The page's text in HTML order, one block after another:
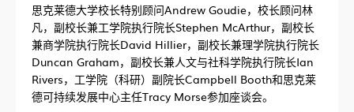
思克莱德大学校长特别顾问Andrew Goudie，校长顾问林
凡，副校长兼工学院执行院长Stephen McArthur，副校长
兼商学院执行院长David Hillier，副校长兼理学院执行院长
Duncan Graham，副校长兼人文与社科学院执行院长Ian
Rivers，工学院（科研）副院长Campbell Booth和思克莱
德可持续发展中心主任Tracy Morse参加座谈会。